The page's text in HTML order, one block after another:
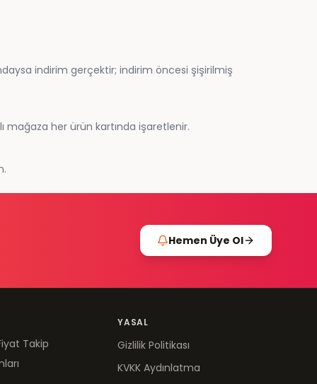
indirim gerçektir; indirim öncesi şişirilmiş
mağaza her ürün kartında işaretlenir.
Hemen Üye Ol
Takip
YASAL
Gizlilik Politikası
KVKK Aydınlatma